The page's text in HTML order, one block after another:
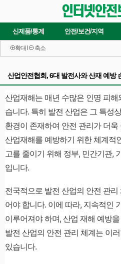
신제품/통계 안전/보건/지역
확대 축소
산업안전협회, 6대 발전사와 산재 예방
산업재해는 매년 수많은 인명 피
습니다. 특히 발전 산업은 그 특성
환경이 존재하여 안전 관리가 더
산업재해를 예방하기 위한 체계적
고를 줄이기 위해 정부, 민간기관,
입니다.
전국적으로 발전 산업의 안전 관
어야 합니다. 이에 따라, 지속적인
이루어져야 하며, 산업 재해 예방
발전 산업의 안전 관리 체계는 이
있습니다.